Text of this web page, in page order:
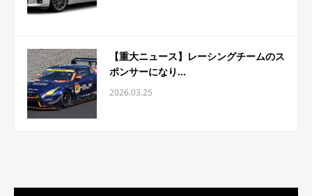
【重大ニュース】レーシングチームのス
ポンサーになり...
2026.03.25